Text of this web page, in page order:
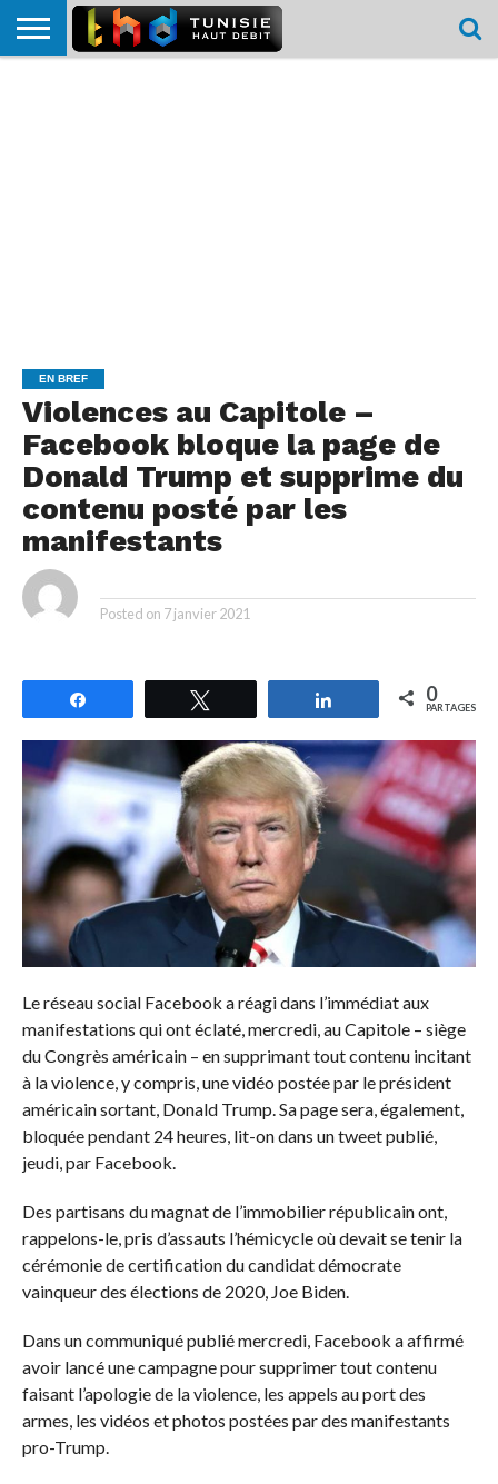
EN BREF
Violences au Capitole –
Facebook bloque la page de
Donald Trump et supprime du
contenu posté par les
manifestants
Posted on 7 janvier 2021
Partagez 0
PARTAGES
Le réseau social Facebook a réagi dans l’immédiat aux
manifestations qui ont éclaté, mercredi, au Capitole – siège
du Congrès américain – en supprimant tout contenu incitant
à la violence, y compris, une vidéo postée par le président
américain sortant, Donald Trump. Sa page sera, également,
bloquée pendant 24 heures, lit-on dans un tweet publié,
jeudi, par Facebook.
Des partisans du magnat de l’immobilier républicain ont,
rappelons-le, pris d’assauts l’hémicycle où devait se tenir la
cérémonie de certification du candidat démocrate
vainqueur des élections de 2020, Joe Biden.
Dans un communiqué publié mercredi, Facebook a affirmé
avoir lancé une campagne pour supprimer tout contenu
faisant l’apologie de la violence, les appels au port des
armes, les vidéos et photos postées par des manifestants
pro-Trump.